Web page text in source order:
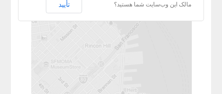
مالک این وب‌سایت شما هستید؟ تأیید